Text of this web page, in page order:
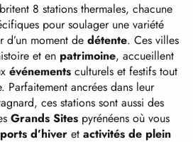
8 stations thermales, chacune
pour soulager une variété
d’un moment de détente. Ces villes
et en patrimoine, accueillent
événements culturels et festifs tout
Parfaitement ancrées dans leur
ces stations sont aussi des
Grands Sites pyrénéens où vous
d’hiver et activités de plein